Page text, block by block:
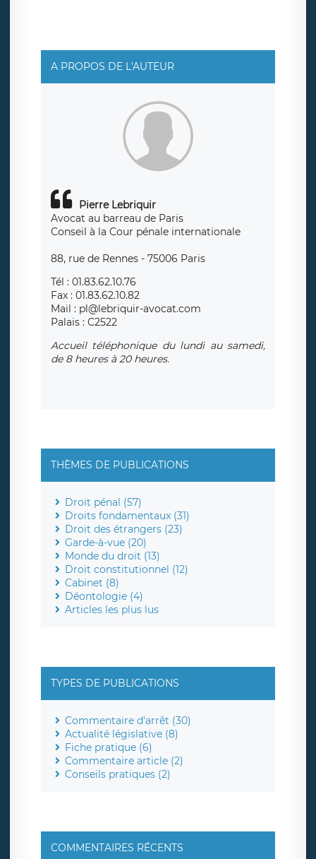
rue Léopold Sédar Senghor, joignable à l’adresse mail :
responsabledetraitement@legavox.fr. Vous avez
également le droit d’introduire une réclamation auprès
d’une autorité de contrôle.
A PROPOS DE L'AUTEUR
Pierre Lebriquir
Avocat au barreau de Paris
Conseil à la Cour pénale internationale
88, rue de Rennes - 75006 Paris
Tél : 01.83.62.10.76
Fax : 01.83.62.10.82
Mail : pl@lebriquir-avocat.com
Palais : C2522
Accueil téléphonique du lundi au samedi,
de 8 heures à 20 heures.
THÈMES DE PUBLICATIONS
Droit pénal (57)
Droits fondamentaux (31)
Droit des étrangers (23)
Garde-à-vue (20)
Monde du droit (13)
Droit constitutionnel (12)
Cabinet (8)
Déontologie (4)
Articles les plus lus
TYPES DE PUBLICATIONS
Commentaire d'arrêt (30)
Actualité législative (8)
Fiche pratique (6)
Commentaire article (2)
Conseils pratiques (2)
COMMENTAIRES RÉCENTS